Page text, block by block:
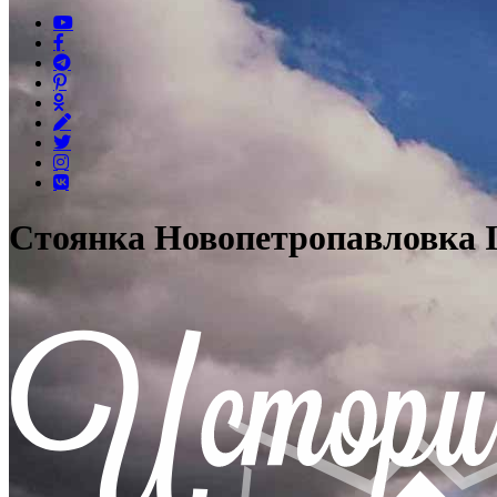
Стоянка Новопетропавловка